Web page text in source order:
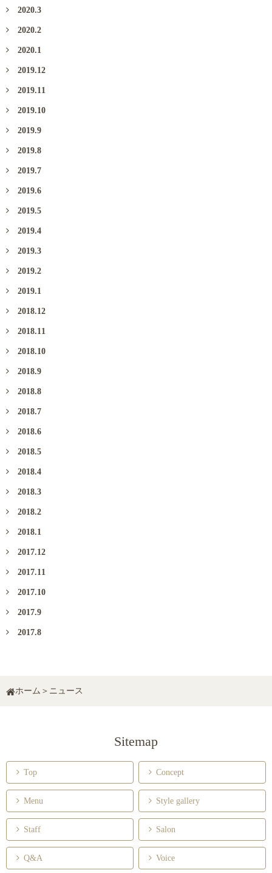
2020.3
2020.2
2020.1
2019.12
2019.11
2019.10
2019.9
2019.8
2019.7
2019.6
2019.5
2019.4
2019.3
2019.2
2019.1
2018.12
2018.11
2018.10
2018.9
2018.8
2018.7
2018.6
2018.5
2018.4
2018.3
2018.2
2018.1
2017.12
2017.11
2017.10
2017.9
2017.8
ホーム ＞ ニュース
Sitemap
 Top  Concept
 Menu  Style gallery
 Staff  Salon
 Q&A  Voice